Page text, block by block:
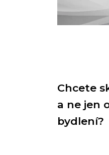
Chcete
a ne jen
bydlení?